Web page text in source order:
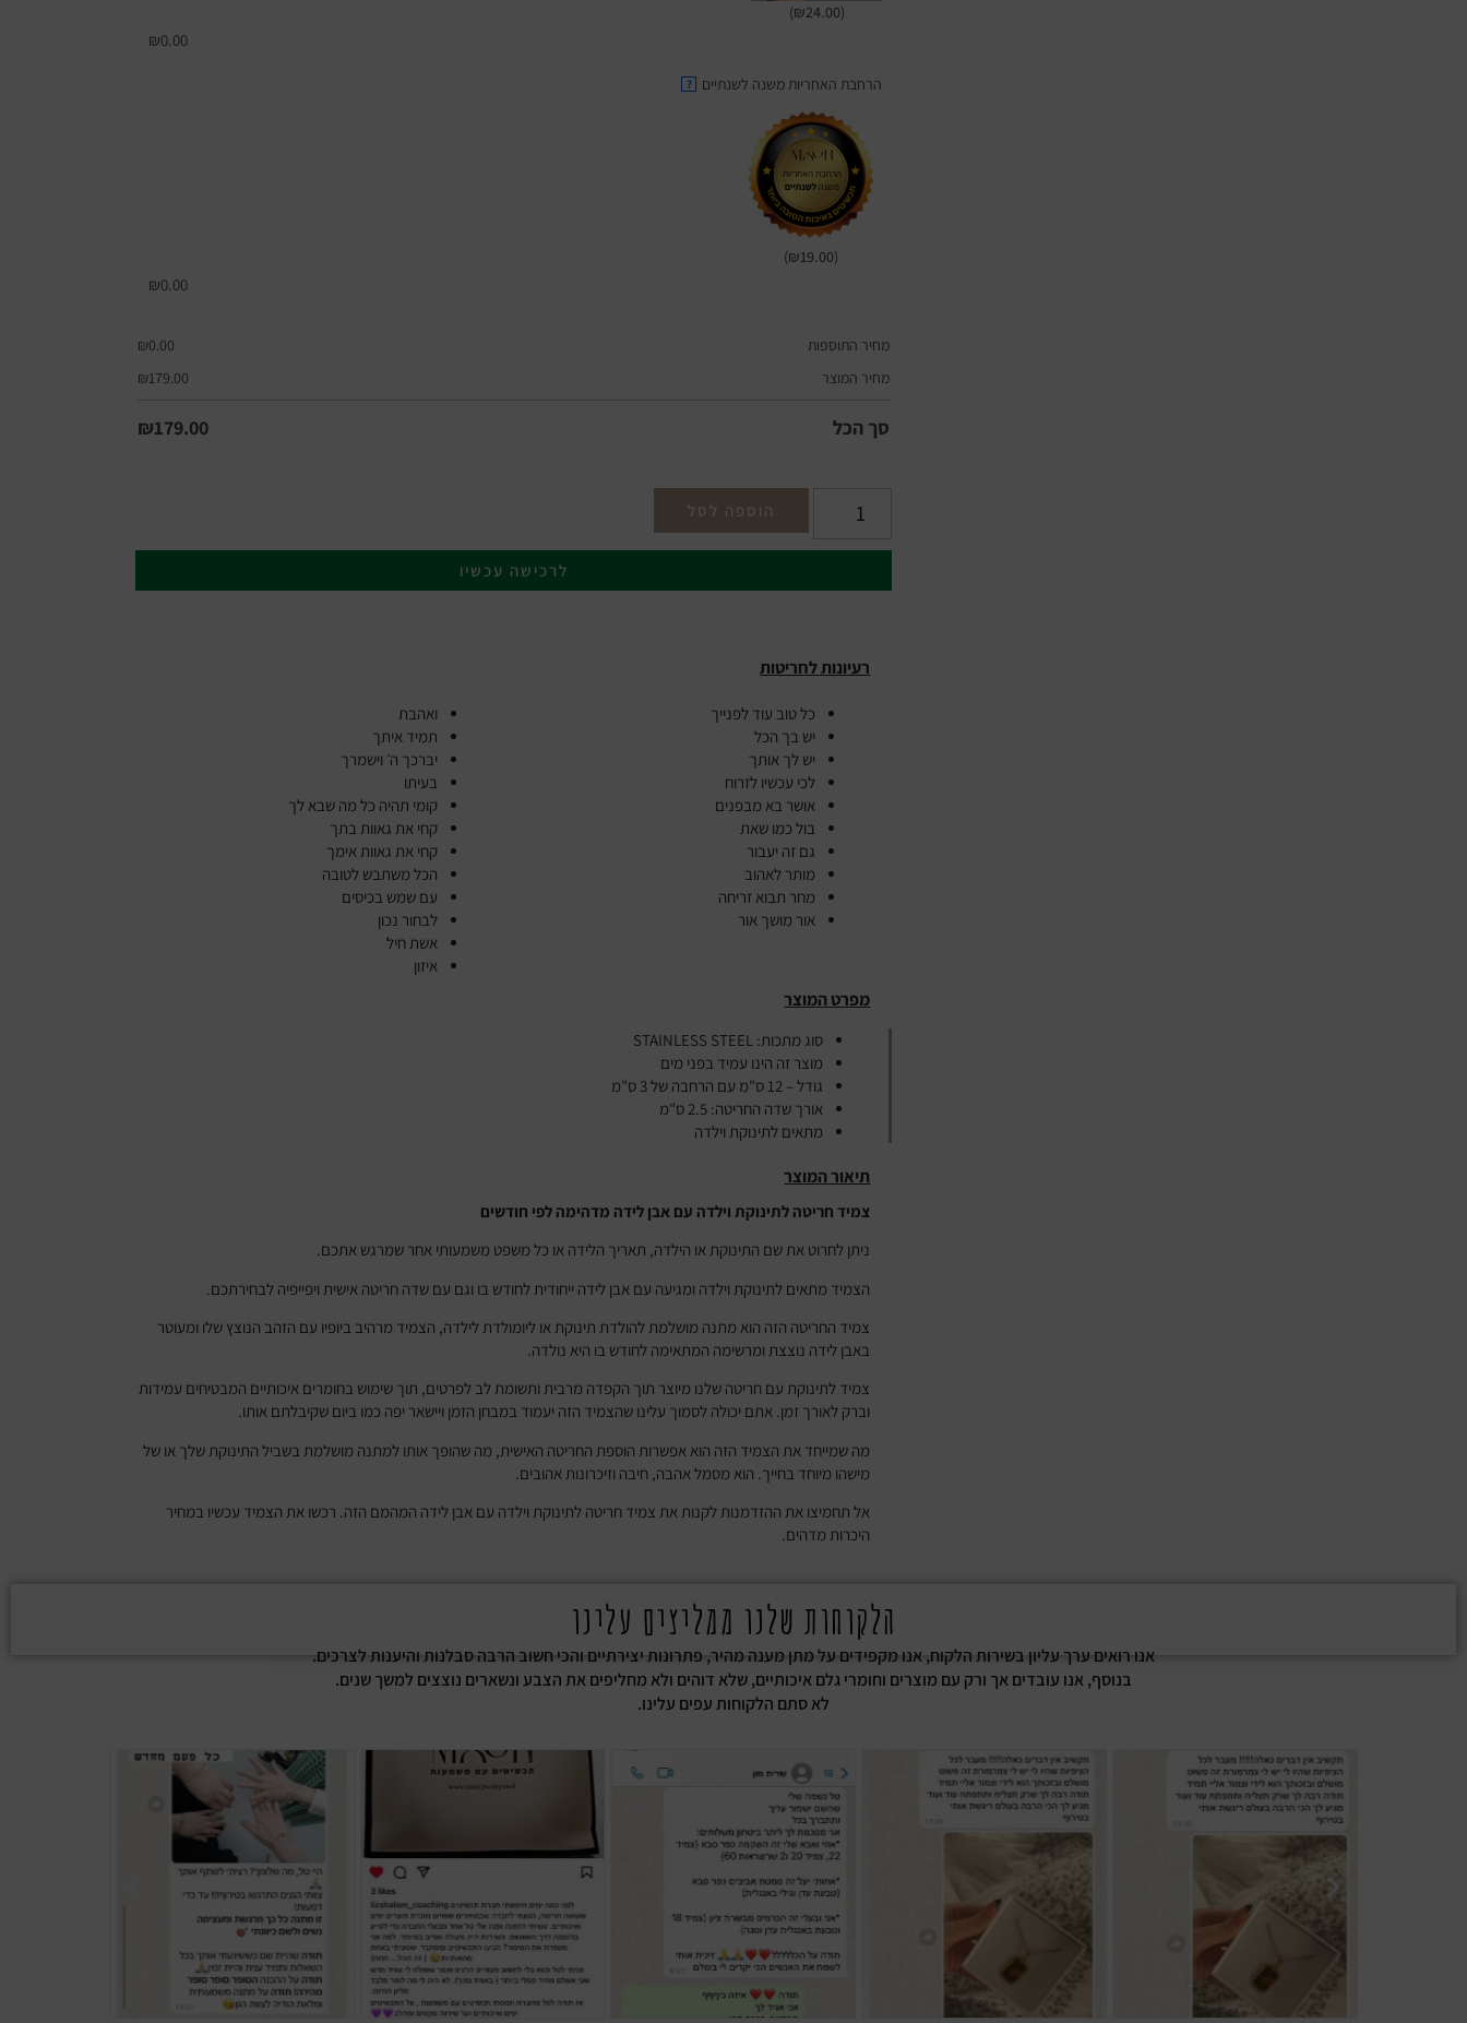
(₪24.00)
₪0.00
הרחבת האחריות משנה לשנתיים ?
(₪19.00)
₪0.00
מחיר התוספות ₪0.00
מחיר המוצר
₪179.00
סך הכל ₪179.00
הוספה לסל
לרכישה עכשיו
רעיונות לחריטות
כל טוב עוד לפנייך
יש בך הכל
יש לך אותך
לכי עכשיו לזרוח
אושר בא מבפנים
בול כמו שאת
גם זה יעבור
מותר לאהוב
מחר תבוא זריחה
אור מושך אור
ואהבת
תמיד איתך
יברכך ה׳ וישמרך
בעיתו
קומי תהיה כל מה שבא לך
קחי את גאוות בתך
קחי את גאוות אימך
הכל משתבש לטובה
עם שמש בכיסים
לבחור נכון
אשת חיל
איזון
מפרט המוצר
סוג מתכות: STAINLESS STEEL
מוצר זה הינו עמיד בפני מים
גודל – 12 ס"מ עם הרחבה של 3 ס"מ
אורך שדה החריטה: 2.5 ס"מ
מתאים לתינוקת וילדה
תיאור המוצר
צמיד חריטה לתינוקת וילדה עם אבן לידה מדהימה לפי חודשים
ניתן לחרוט את שם התינוקת או הילדה, תאריך הלידה או כל משפט משמעותי אחר שמרגש אתכם.
הצמיד מתאים לתינוקת וילדה ומגיעה עם אבן לידה ייחודית לחודש בו וגם עם שדה חריטה אישית ויפייפיה לבחירתכם.
צמיד החריטה הזה הוא מתנה מושלמת להולדת תינוקת או ליומולדת לילדה, הצמיד מרהיב ביופיו עם הזהב הנוצץ שלו ומעוטר
באבן לידה נוצצת ומרשימה המתאימה לחודש בו היא נולדה.
צמיד לתינוקת עם חריטה שלנו מיוצר תוך הקפדה מרבית ותשומת לב לפרטים, תוך שימוש בחומרים איכותיים המבטיחים עמידות
וברק לאורך זמן. אתם יכולה לסמוך עלינו שהצמיד הזה יעמוד במבחן הזמן ויישאר יפה כמו ביום שקיבלתם אותו.
מה שמייחד את הצמיד הזה הוא אפשרות הוספת החריטה האישית, מה שהופך אותו למתנה מושלמת בשביל התינוקת שלך או של
מישהו מיוחד בחייך. הוא מסמל אהבה, חיבה וזיכרונות אהובים.
אל תחמיצו את ההזדמנות לקנות את צמיד חריטה לתינוקת וילדה עם אבן לידה המהמם הזה. רכשו את הצמיד עכשיו במחיר
היכרות מדהים.
הלקוחות שלנו ממליצים עלינו
אנו רואים ערך עליון בשירות הלקוח, אנו מקפידים על מתן מענה מהיר, פתרונות יצירתיים והכי חשוב הרבה סבלנות והיענות לצרכים.
בנוסף, אנו עובדים אך ורק עם מוצרים וחומרי גלם איכותיים, שלא דוהים ולא מחליפים את הצבע ונשארים נוצצים למשך שנים.
לא סתם הלקוחות עפים עלינו.